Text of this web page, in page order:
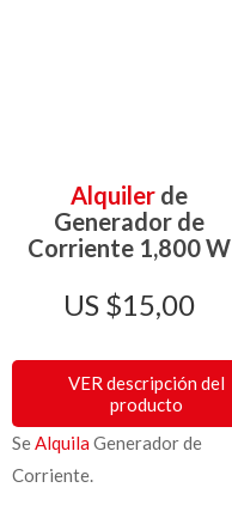
Alquiler de
Generador de
Corriente 1,800 W
$15,00
VER descripción del
producto
SeAlquilaGenerador de
Corriente.